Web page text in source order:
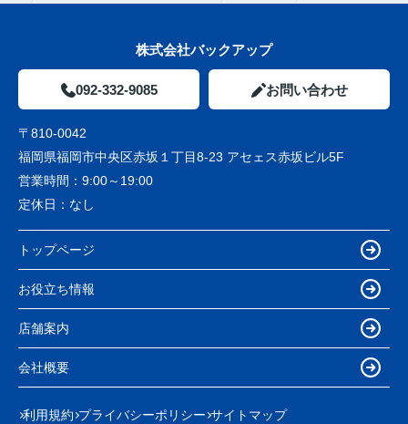
株式会社バックアップ
092-332-9085 お問い合わせ
〒810-0042
福岡県福岡市中央区赤坂１丁目8-23 アセェス赤坂ビル5F
営業時間： 9:00～19:00
定休日： なし
トップページ
お役立ち情報
店舗案内
会社概要
利用規約 プライバシーポリシー サイトマップ